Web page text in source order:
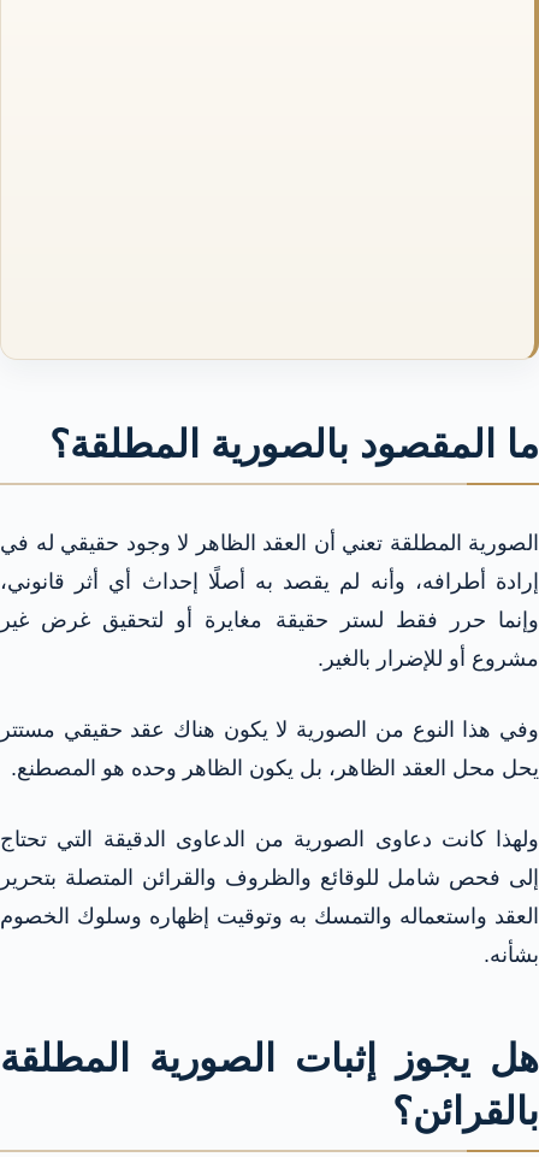
ما المقصود بالصورية المطلقة؟
الصورية المطلقة تعني أن العقد الظاهر لا وجود حقيقي له في
إرادة أطرافه، وأنه لم يقصد به أصلًا إحداث أي أثر قانوني،
وإنما حرر فقط لستر حقيقة مغايرة أو لتحقيق غرض غير
مشروع أو للإضرار بالغير.
وفي هذا النوع من الصورية لا يكون هناك عقد حقيقي مستتر
يحل محل العقد الظاهر، بل يكون الظاهر وحده هو المصطنع.
ولهذا كانت دعاوى الصورية من الدعاوى الدقيقة التي تحتاج
إلى فحص شامل للوقائع والظروف والقرائن المتصلة بتحرير
العقد واستعماله والتمسك به وتوقيت إظهاره وسلوك الخصوم
بشأنه.
هل يجوز إثبات الصورية المطلقة
بالقرائن؟